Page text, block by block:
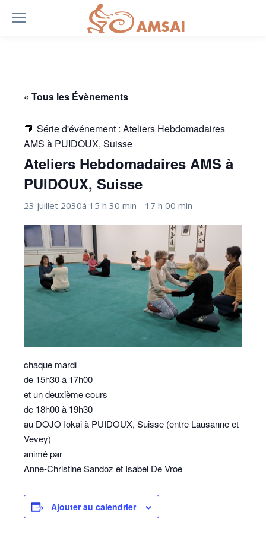
« Tous les Évènements
Série d'événement : Ateliers Hebdomadaires
AMS à PUIDOUX, Suisse
Ateliers Hebdomadaires AMS à
PUIDOUX, Suisse
23 juillet 2030à 15 h 30 min - 17 h 00 min
chaque mardi
de 15h30 à 17h00
et un deuxième cours
de 18h00 à 19h30
au DOJO Iokai à PUIDOUX, Suisse (entre Lausanne et
Vevey)
animé par
Anne-Christine Sandoz et Isabel De Vroe
Ajouter au calendrier